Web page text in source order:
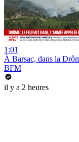
1:01
À Barsac, dans la
BFM
il y a 2 heures